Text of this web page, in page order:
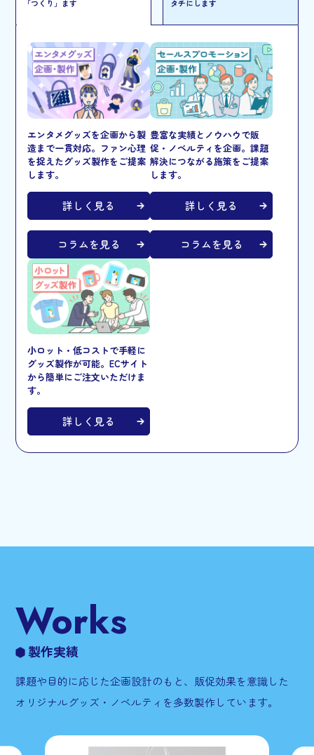
「つくり」ます
タチにします
エンタメグッズを企画から製
造まで一貫対応。ファン心理
を捉えたグッズ製作をご提案
します。
詳しく見る
コラムを見る
豊富な実績とノウハウで販
促・ノベルティを企画。課題
解決につながる施策をご提案
します。
詳しく見る
コラムを見る
小ロット・低コストで手軽に
グッズ製作が可能。ECサイト
から簡単にご注文いただけま
す。
詳しく見る
Works
製作実績
課題や目的に応じた企画設計のもと、販促効果を意識した
オリジナルグッズ・ノベルティを多数製作しています。